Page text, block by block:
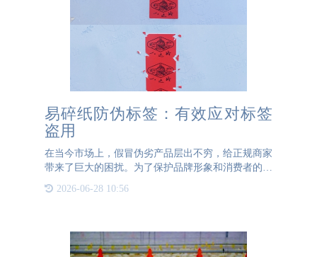
易碎纸防伪标签：有效应对标签
盗用
在当今市场上，假冒伪劣产品层出不穷，给正规商家
带来了巨大的困扰。为了保护品牌形象和消费者的权
标签往往存在一个致命的缺陷：它们容易被揭下并重
2026-06-28 10:56